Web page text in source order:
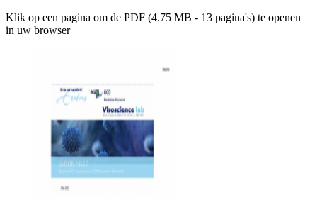
Klik op een pagina om de PDF (4.75 MB - 13 pagina's) te openen
in uw browser